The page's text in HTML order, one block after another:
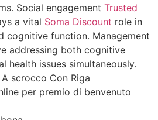
Social engagement Trusted
a vital Soma Discount role in
cognitive function. Management
addressing both cognitive
health issues simultaneously.
scrocco Con Riga
per premio di benvenuto